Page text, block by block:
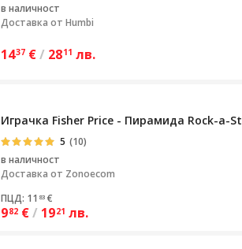
в наличност
Доставка от Humbi
1437 €/ 2811 лв.
Играчка Fisher Price - Пирамида Rock-a-
5 (10)
в наличност
Доставка от Zonoecom
ПЦД: 11 83 €
982 €/ 1921 лв.